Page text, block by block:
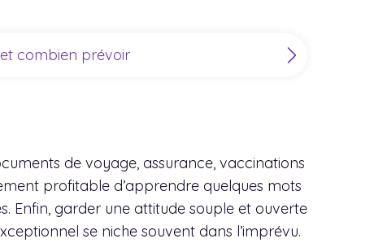
combien prévoir
de voyage, assurance, vaccinations
profitable d’apprendre quelques mots
Enfin, garder une attitude souple et ouverte
se niche souvent dans l’imprévu.